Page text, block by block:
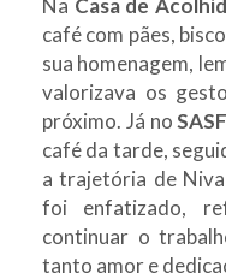
Na Casa de
café com pães,
sua homenagem,
valorizava os
próximo. Já noSASF
café da tarde,
a trajetória de
foi enfatizado,
continuar o
tanto amor e